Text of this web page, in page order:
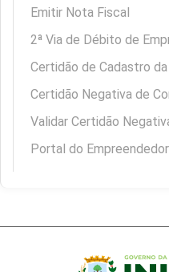
Emitir Nota Fiscal
2ª Via de Débito de
Certidão de Cadastro
Certidão Negativa de
Validar Certidão
Portal do Empreendedor